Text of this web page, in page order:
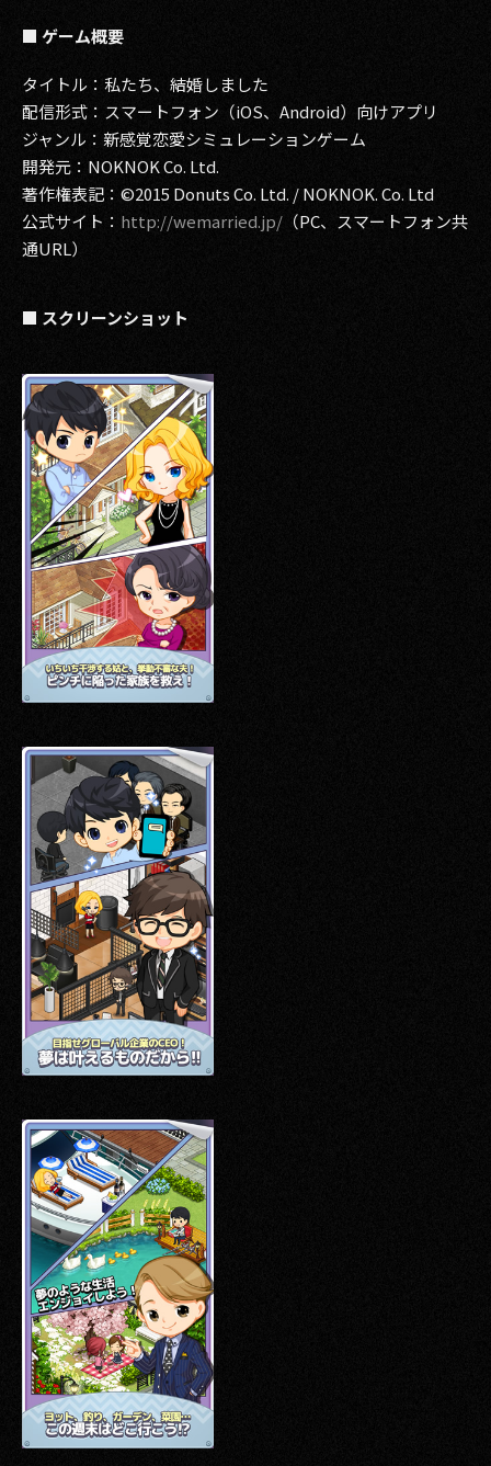
■ ゲーム概要
タイトル：私たち、結婚しました
配信形式：スマートフォン（iOS、Android）向けアプリ
ジャンル：新感覚恋愛シミュレーションゲーム
開発元：NOKNOK Co. Ltd.
著作権表記：©2015 Donuts Co. Ltd. / NOKNOK. Co. Ltd
公式サイト： http://wemarried.jp/ （PC、スマートフォン共
通URL）
■ スクリーンショット